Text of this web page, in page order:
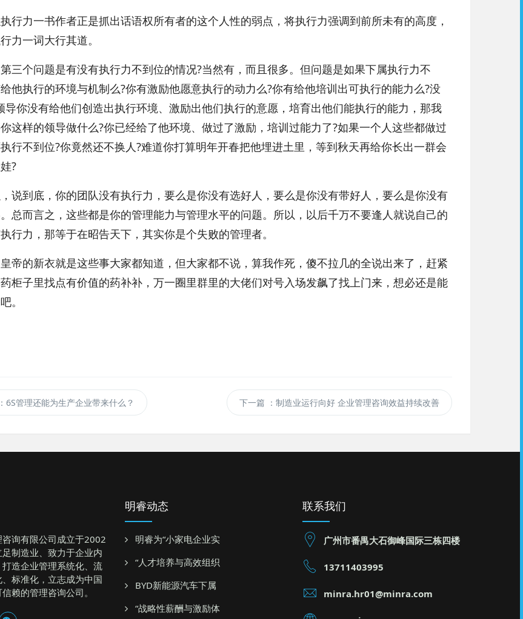
力一书作者正是抓出话语权所有者的这个人性的弱点，将执行力强调到前所未有的高度，
力一词大行其道。
个问题是有没有执行力不到位的情况?当然有，而且很多。但问题是如果下属执行力不
他执行的环境与机制么?你有激励他愿意执行的动力么?你有给他培训出可执行的能力么?没
导你没有给他们创造出执行环境、激励出他们执行的意愿，培育出他们能执行的能力，那我
这样的领导做什么?你已经给了他环境、做过了激励，培训过能力了?如果一个人这些都做过
行不到位?你竟然还不换人?难道你打算明年开春把他埋进土里，等到秋天再给你长出一群会
?
到底，你的团队没有执行力，要么是你没有选好人，要么是你没有带好人，要么是你没有
总而言之，这些都是你的管理能力与管理水平的问题。所以，以后千万不要逢人就说自己的
行力，那等于在昭告天下，其实你是个失败的管理者。
的新衣就是这些事大家都知道，但大家都不说，算我作死，傻不拉几的全说出来了，赶紧
柜子里找点有价值的药补补，万一圈里群里的大佬们对号入场发飙了找上门来，想必还是能
。
：6S管理还能为生产企业带来什么？ 下一篇 ：制造业运行向好 企业管理咨询效益持续改善
询有限公司成立于2002
制造业、致力于企业内
造企业管理系统化、流
标准化，立志成为中国
赖的管理咨询公司。
明睿动态
明睿为“小家电企业实
“人才培养与高效组织
BYD新能源汽车下属
“战略性薪酬与激励体
联系我们
广州市番禺大石御峰国际三栋四楼
13711403995
minra.hr01@minra.com